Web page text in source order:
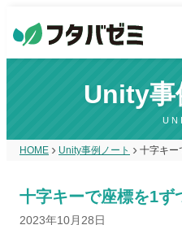
Unity事
HOME Unity事例ノート 十字キー
十字キーで座標を1ず
2023年10月28日